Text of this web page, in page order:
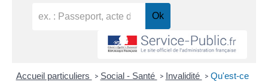
Accueil particuliers > Social - Santé > Invalidité > Qu'est-ce